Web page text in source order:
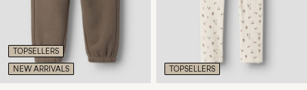
TOPSELLERS
NEW ARRIVALS
TOPSELLERS